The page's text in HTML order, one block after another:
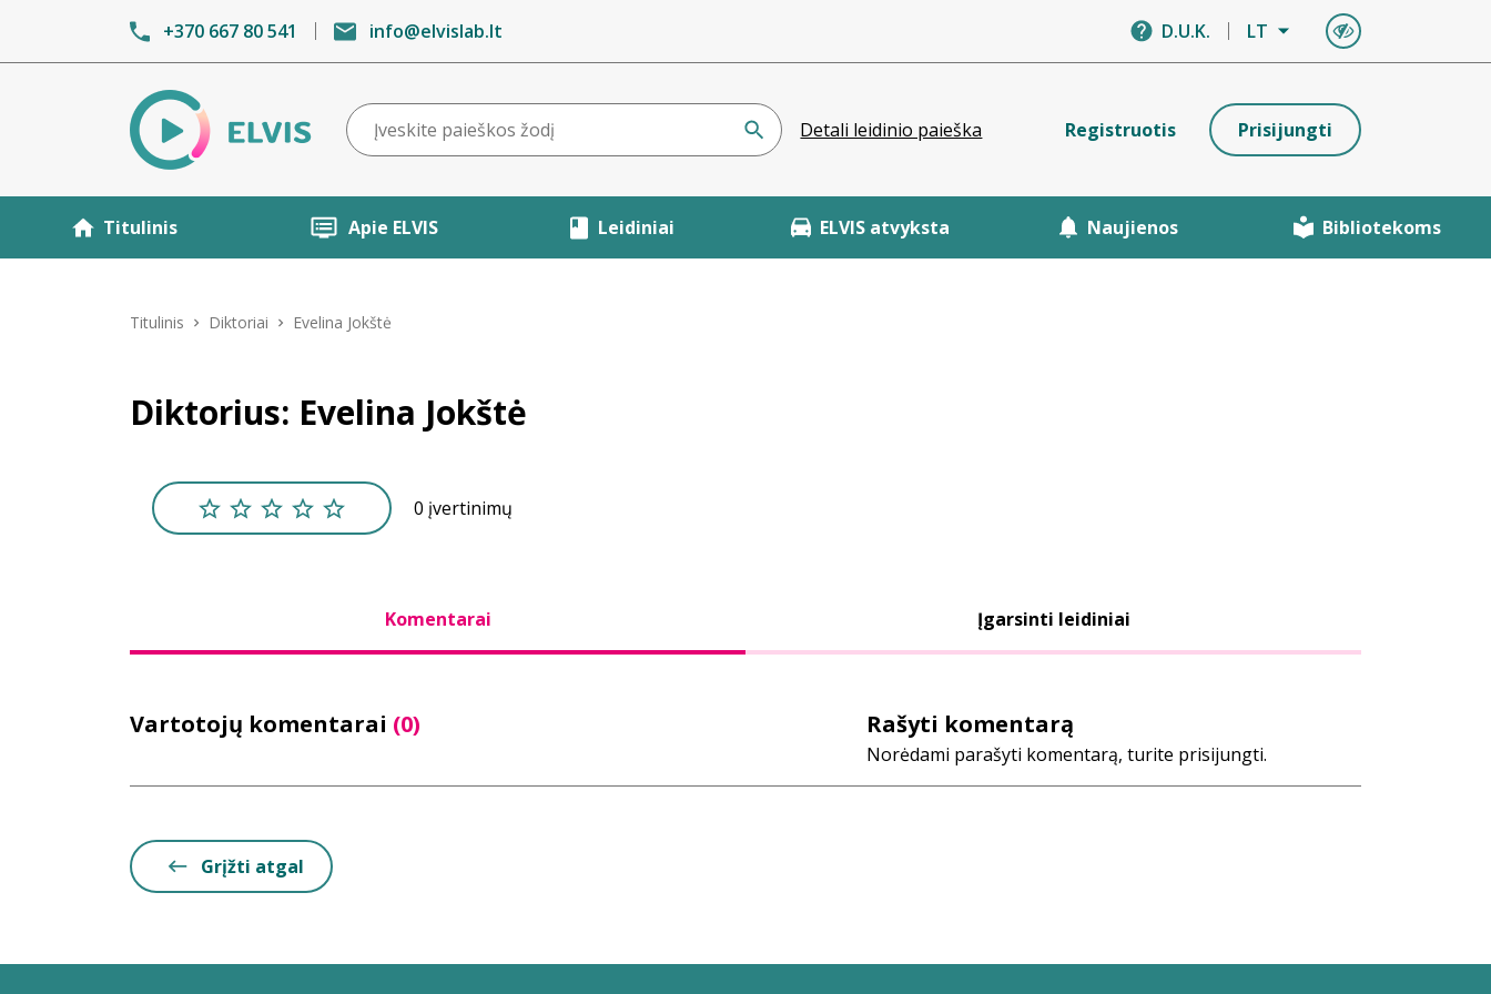
+370 667 80 541 info@elvislab.lt D.U.K. LT
Detali leidinio paieška Registruotis Prisijungti
Titulinis Apie ELVIS Leidiniai ELVIS atvyksta Naujienos Bibliotekoms
Titulinis Diktoriai Evelina Jokštė
Diktorius: Evelina Jokštė
0 įvertinimų
Komentarai Įgarsinti leidiniai
Vartotojų komentarai (0) Rašyti komentarą
Norėdami parašyti komentarą, turite prisijungti.
Grįžti atgal